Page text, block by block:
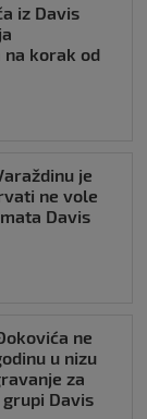
iz Davis
na korak od
je
ne vole
Davis
ne
u nizu
za
Davis